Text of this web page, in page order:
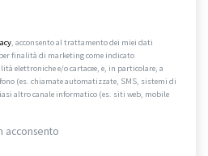
, acconsento al trattamento dei miei dati
finalità di marketing come indicato
elettroniche e/o cartacee, e, in particolare, a
(es. chiamate automatizzate, SMS, sistemi di
altro canale informatico (es. siti web, mobile
acconsento